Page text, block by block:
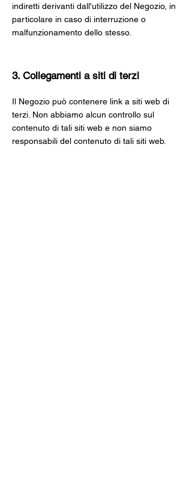
indiretti derivanti dall'utilizzo del Negozio, in
particolare in caso di interruzione o
malfunzionamento dello stesso.
3. Collegamenti a siti di terzi
Il Negozio può contenere link a siti web di
terzi. Non abbiamo alcun controllo sul
contenuto di tali siti web e non siamo
responsabili del contenuto di tali siti web.